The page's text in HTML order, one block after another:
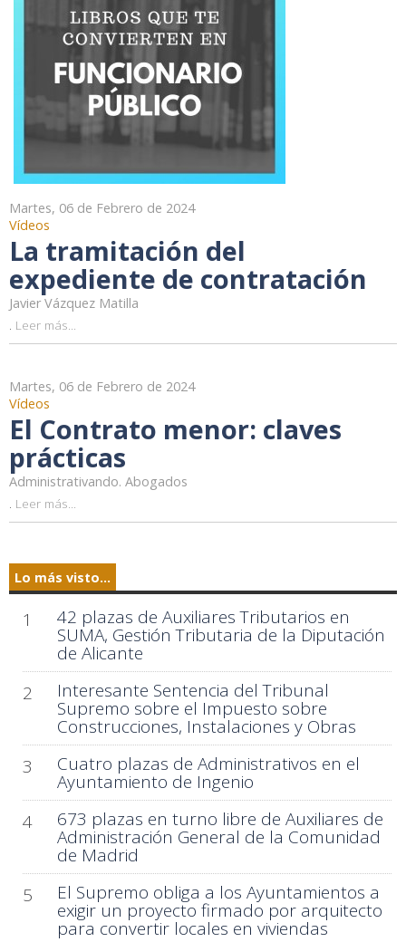
Martes, 06 de Febrero de 2024
Vídeos
La tramitación del
expediente de contratación
Javier Vázquez Matilla
. Leer más...
Martes, 06 de Febrero de 2024
Vídeos
El Contrato menor: claves
prácticas
Administrativando. Abogados
. Leer más...
Lo más visto...
1 42 plazas de Auxiliares Tributarios en
SUMA, Gestión Tributaria de la Diputación
de Alicante
2
Interesante Sentencia del Tribunal
Supremo sobre el Impuesto sobre
Construcciones, Instalaciones y Obras
3
Cuatro plazas de Administrativos en el
Ayuntamiento de Ingenio
4
673 plazas en turno libre de Auxiliares de
Administración General de la Comunidad
de Madrid
5
El Supremo obliga a los Ayuntamientos a
exigir un proyecto firmado por arquitecto
para convertir locales en viviendas